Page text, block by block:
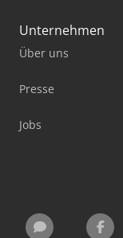
Unternehmen
Über uns
Presse
Jobs